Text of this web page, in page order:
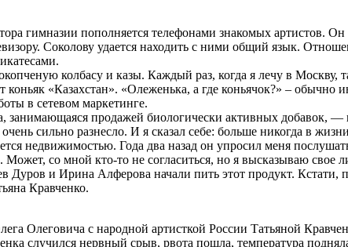
гимназии пополняется телефонами знакомых артистов.
Соколову удается находить с ними общий язык.
колбасу и казы. Каждый раз, когда я лечу в
«Казахстан». «Олеженька, а где коньячок?» – обычно
в сетевом маркетинге.
продажей биологически активных добавок,
сильно разнесло. И я сказал себе: больше никогда в
недвижимостью. Года два назад он упросил меня
со мной кто-то не согласиться, но я высказываю
Дуров и Ирина Алферова начали пить этот продукт.
Кравченко.
Олеговича с народной артисткой России Татьяной
случился нервный срыв, рвота пошла, температура